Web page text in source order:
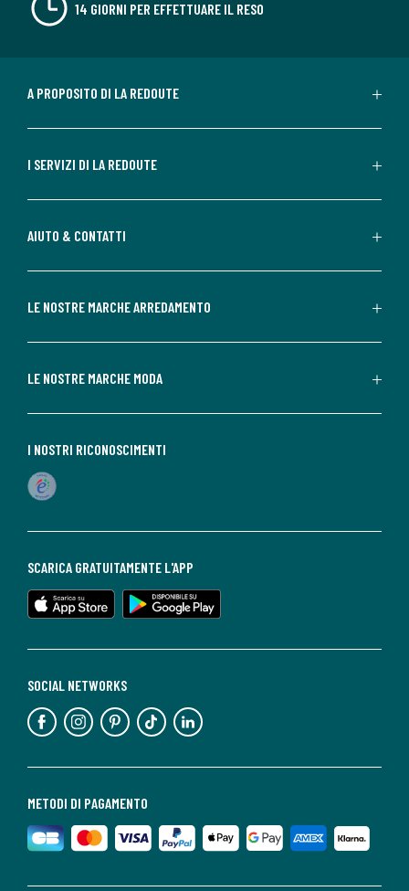
14 GIORNI PER EFFETTUARE IL RESO
A PROPOSITO DI LA REDOUTE
I SERVIZI DI LA REDOUTE
AIUTO & CONTATTI
LE NOSTRE MARCHE ARREDAMENTO
LE NOSTRE MARCHE MODA
METODI DI PAGAMENTO
SOCIAL NETWORKS
SCARICA GRATUITAMENTE L'APP
I NOSTRI RICONOSCIMENTI